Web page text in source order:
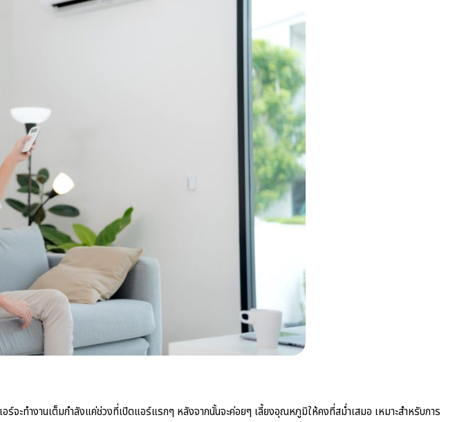
จะทำงานเต็มกำลังแค่ช่วงที่เปิดแอร์แรกๆ หลังจากนั้นจะค่อยๆ เลี้ยงอุณหภูมิให้คงที่สม่ำเสมอ เหมาะสำหรับการ